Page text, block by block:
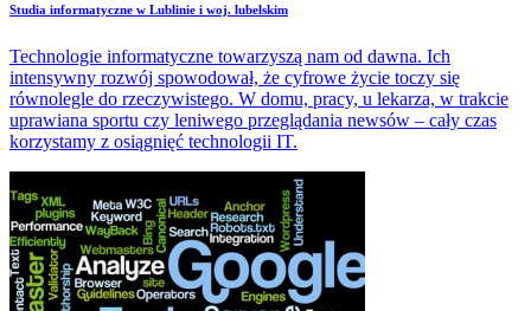
Studia informatyczne w Lublinie i woj. lubelskim
Technologie informatyczne towarzyszą nam od dawna. Ich
intensywny rozwój spowodował, że cyfrowe życie toczy się
równolegle do rzeczywistego. W domu, pracy, u lekarza, w trakcie
uprawiana sportu czy leniwego przeglądania newsów – cały czas
korzystamy z osiągnięć technologii IT.